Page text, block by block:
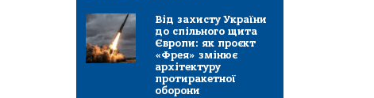
Від захисту України
до спільного щита
Європи: як проєкт
«Фрея» змінює
архітектуру
протиракетної
оборони